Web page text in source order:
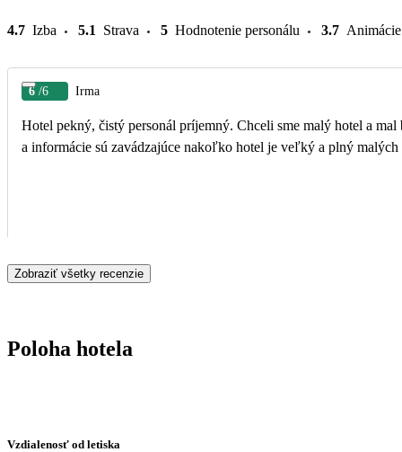
4.7 Izba 5.1 Strava 5 Hodnotenie personálu 3.7 Animácie
6 /6 Irma
Hotel pekný, čistý personál príjemný. Chceli sme malý hotel a mal byť 16+ takže sme boli sklamaný
a informácie sú zavádzajúce nakoľko hotel je veľký a plný malých
Zobraziť všetky recenzie
Poloha hotela
Vzdialenosť od letiska